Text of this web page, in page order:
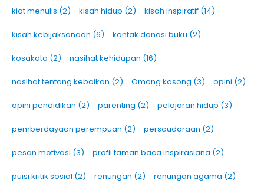
kiat menulis (2) kisah hidup (2) kisah inspiratif (14)
kisah kebijaksanaan (6) kontak donasi buku (2)
kosakata (2) nasihat kehidupan (16)
nasihat tentang kebaikan (2) Omong kosong (3) opini (2)
opini pendidikan (2) parenting (2) pelajaran hidup (3)
pemberdayaan perempuan (2) persaudaraan (2)
pesan motivasi (3) profil taman baca inspirasiana (2)
puisi kritik sosial (2) renungan (2) renungan agama (2)